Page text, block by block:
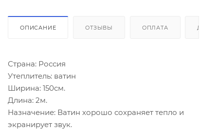
ОПИСАНИЕ ОТЗЫВЫ ОПЛАТА
Страна: Россия
Утеплитель: ватин
Ширина: 150см.
Длина: 2м.
Назначение: Ватин хорошо сохраняет тепло и
экранирует звук.